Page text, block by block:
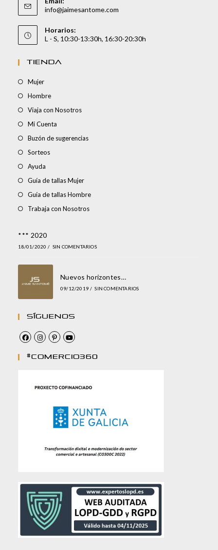
info@jaimesantome.com
Horarios:
L - S, 10:30-13:30h, 16:30-20:30h
TIENDA
Mujer
Hombre
Viaja con Nosotros
Mi Cuenta
Buzón de sugerencias
Sorteos
Ayuda
Guía de tallas Mujer
Guía de tallas Hombre
Trabaja con Nosotros
*** 2020
18/01/2020 / SIN COMENTARIOS
Nuevos horizontes…
09/12/2019 / SIN COMENTARIOS
Síguenos
#comercio360